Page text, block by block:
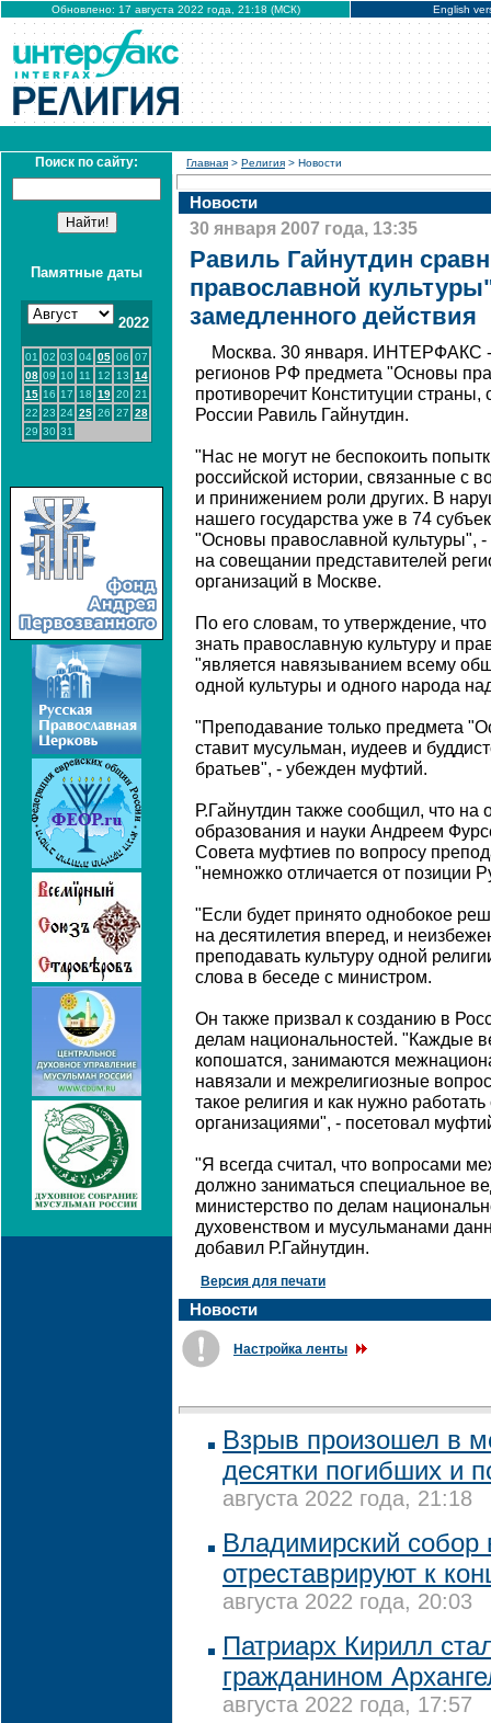
Обновлено: 17 августа 2022 года, 21:18 (МСК) English
Поиск по сайту:
Памятные даты
2022
01 02 03 04 05 06 07
08 09 10 11 12 13 14
15 16 17 18 19 20 21
22 23 24 25 26 27 28
29 30 31
Главная > Религия > Новости
Новости
30 января 2007 года, 13:35
Равиль Гайнутдин
православной
замедленного действия
Москва. 30 января. ИНТЕРФАКС
регионов РФ предмета "Основы
противоречит Конституции
России Равиль Гайнутдин.
"Нас не могут не беспокоить
российской истории, связанные с
и принижением роли других. В
нашего государства уже в 74
"Основы православной культуры", -
на совещании представителей
организаций в Москве.
По его словам, то утверждение,
знать православную культуру и
"является навязыванием всему
одной культуры и одного народа
"Преподавание только предмета
ставит мусульман, иудеев и
братьев", - убежден муфтий.
Р.Гайнутдин также сообщил, что на
образования и науки Андреем
Совета муфтиев по вопросу
"немножко отличается от позиции
"Если будет принято однобокое
на десятилетия вперед, и
преподавать культуру одной
слова в беседе с министром.
Он также призвал к созданию в
делам национальностей. "Каждые
копошатся, занимаются
навязали и межрелигиозные
такое религия и как нужно
организациями", - посетовал
"Я всегда считал, что вопросами
должно заниматься специальное
министерство по делам
духовенством и мусульманами
добавил Р.Гайнутдин.
Версия для печати
Новости
Настройка ленты
Взрыв произошел в
десятки погибших и
августа 2022 года, 21:18
Владимирский собор
отреставрируют к
августа 2022 года, 20:03
Патриарх Кирилл
гражданином
августа 2022 года, 17:57